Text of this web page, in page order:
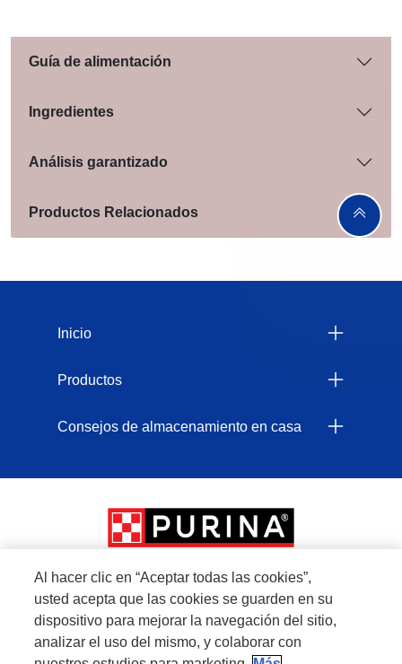
Guía de alimentación
Ingredientes
Análisis garantizado
Productos Relacionados
Inicio
Productos
Consejos de almacenamiento en casa
Menu Footer Secundario Felix
Al hacer clic en “Aceptar todas las cookies”,
usted acepta que las cookies se guarden en su
dispositivo para mejorar la navegación del sitio,
analizar el uso del mismo, y colaborar con